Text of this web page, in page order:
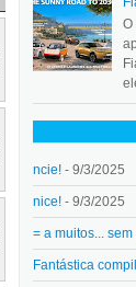
O
ncie! - 9/3/2025
nice! - 9/3/2025
= a muitos...
Fantástica